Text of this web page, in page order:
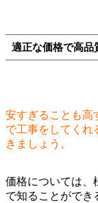
適正な価格で高品
安すぎることも高
で工事をしてくれ
きましょう。
価格については、
で知ることができ